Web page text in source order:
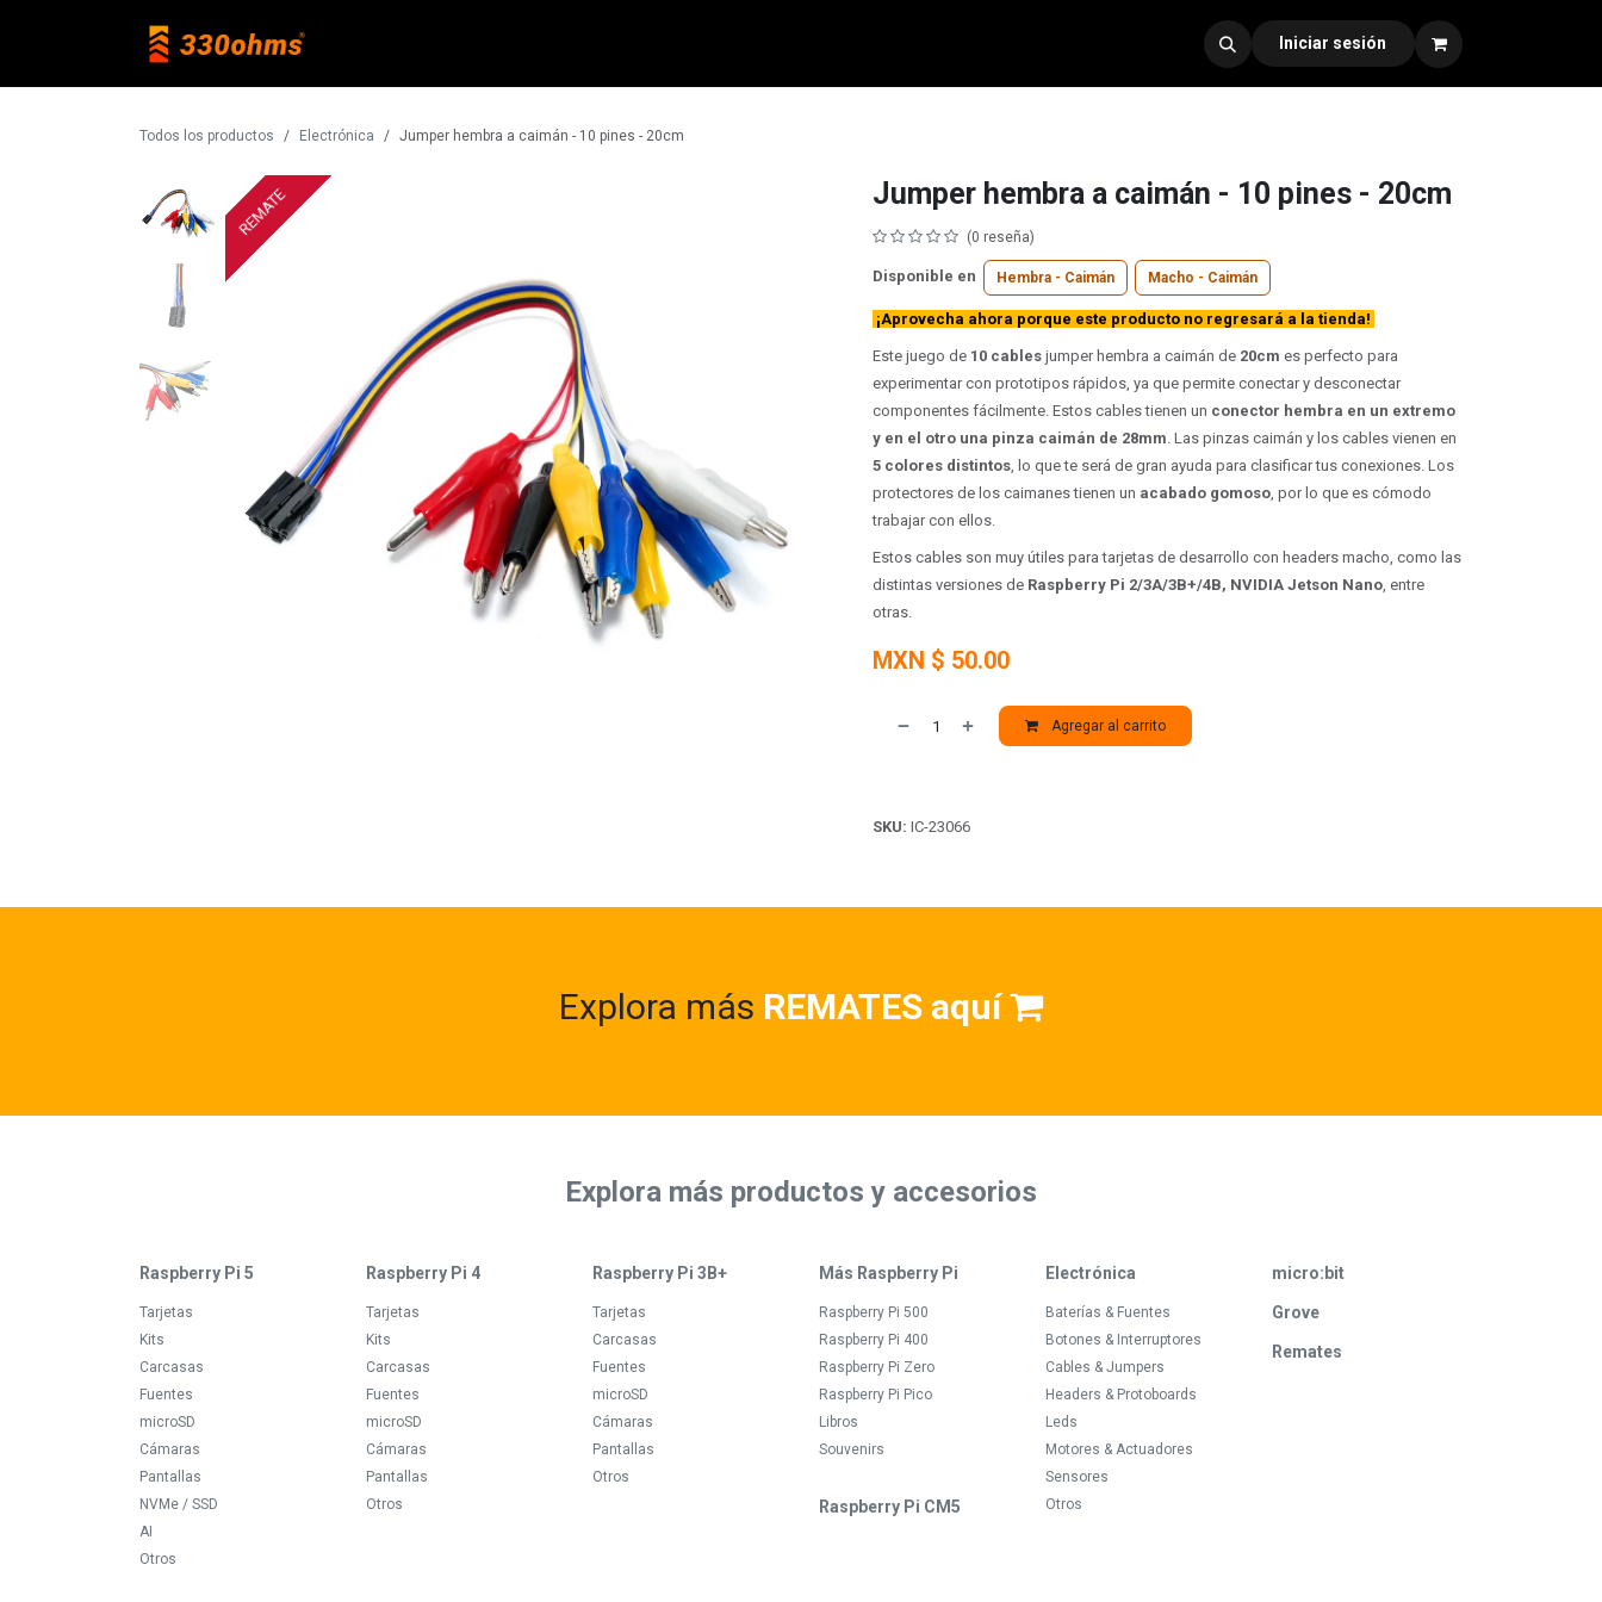
Iniciar sesión
Todos los productos Electrónica Jumper hembra a caimán - 10 pines - 20cm
REMATE
REMATE Jumper hembra a caimán - 10 pines - 20cm
(0 reseña)
Disponible en Hembra - Caimán Macho - Caimán
¡Aprovecha ahora porque este producto no regresará a la tienda!
Este juego de 10 cables jumper hembra a caimán de 20cm es perfecto para
experimentar con prototipos rápidos, ya que permite conectar y desconectar
componentes fácilmente. Estos cables tienen un conector hembra en un extremo
y en el otro una pinza caimán de 28mm. Las pinzas caimán y los cables vienen en
5 colores distintos, lo que te será de gran ayuda para clasificar tus conexiones. Los
protectores de los caimanes tienen un acabado gomoso, por lo que es cómodo
trabajar con ellos.
Estos cables son muy útiles para tarjetas de desarrollo con headers macho, como las
distintas versiones de Raspberry Pi 2/3A/3B+/4B, NVIDIA Jetson Nano, entre
otras.
MXN $ 50.00
Agregar al carrito
SKU: IC-23066
Explora más REMATES aquí
Explora más productos y accesorios
Raspberry Pi 5
Tarjetas
Kits
Carcasas
Fuentes
microSD
Cámaras
Pantallas
NVMe / SSD
AI
Otros
Raspberry Pi 4
Tarjetas
Kits
Carcasas
Fuentes
microSD
Cámaras
Pantallas
Otros
Raspberry Pi 3B+
Tarjetas
Carcasas
Fuentes
microSD
Cámaras
Pantallas
Otros
Más Raspberry Pi
Raspberry Pi 500
Raspberry Pi 400
Raspberry Pi Zero
Raspberry Pi Pico
Libros
Souvenirs
Raspberry Pi CM5
Electrónica
Baterías & Fuentes
Botones & Interruptores
Cables & Jumpers
Headers & Protoboards
Leds
Motores & Actuadores
Sensores
Otros
micro:bit
Grove
Remates